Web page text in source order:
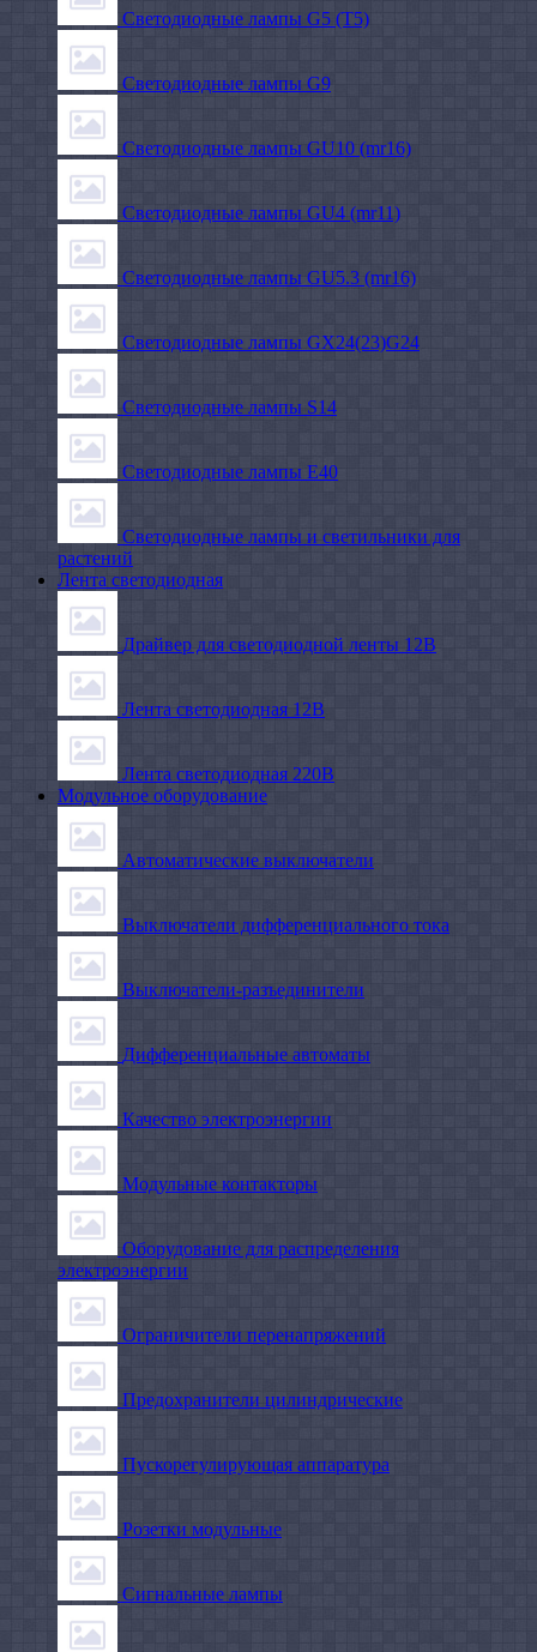
Светодиодные лампы G5 (T5)
Светодиодные лампы G9
Светодиодные лампы GU10 (mr16)
Светодиодные лампы GU4 (mr11)
Светодиодные лампы GU5.3 (mr16)
Светодиодные лампы GX24(23)G24
Светодиодные лампы S14
Светодиодные лампы Е40
Светодиодные лампы и светильники для
растений
Лента светодиодная
Драйвер для светодиодной ленты 12В
Лента светодиодная 12В
Лента светодиодная 220В
Модульное оборудование
Автоматические выключатели
Выключатели дифференциального тока
Выключатели-разъединители
Дифференциальные автоматы
Качество электроэнергии
Модульные контакторы
Оборудование для распределения
электроэнергии
Ограничители перенапряжений
Предохранители цилиндрические
Пускорегулирующая аппаратура
Розетки модульные
Сигнальные лампы